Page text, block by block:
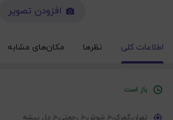
افزودن تصویر
اطلاعات کلی نظرها مکان‌های مشابه
باز است
یکشنبه
۶ صبح – ۱۱:۵۹ شب
تهران،گمرک،خ شوش،خ رجعتی،خ دل پیشه